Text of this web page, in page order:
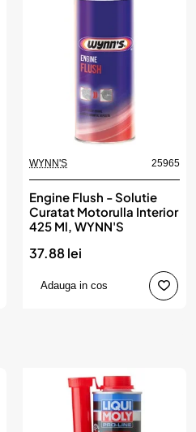
WYNN'S 25965
Engine Flush - Solutie
Curatat Motorulla Interior
425 Ml, WYNN'S
37.88 lei
Adauga in cos